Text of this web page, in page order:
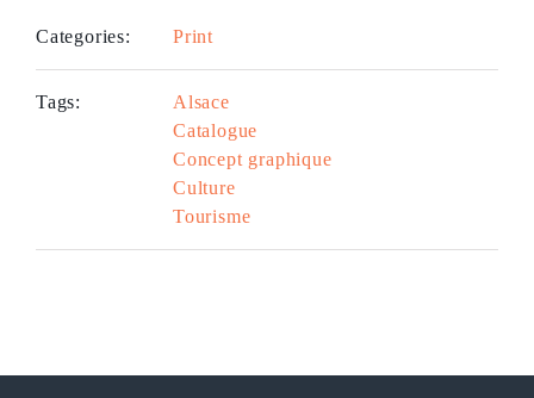
Categories: Print
Tags:
Alsace
Catalogue
Concept graphique
Culture
Tourisme